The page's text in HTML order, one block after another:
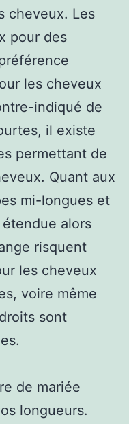
cheveux. Les
pour des
les cheveux
indiqué de
il existe
permettant de
Quant aux
mi-longues et
alors
risquent
les cheveux
voire même
sont
de mariée
longueurs.